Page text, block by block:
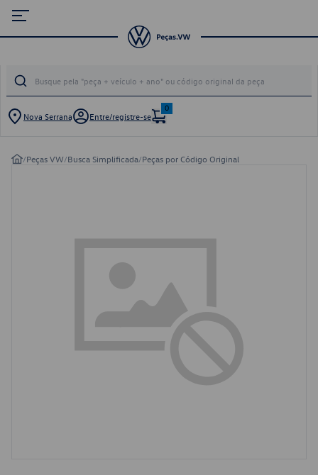
Nova Serrana Entre/registre-se
0
/Peças VW/Busca Simplificada/Peças por Código Original